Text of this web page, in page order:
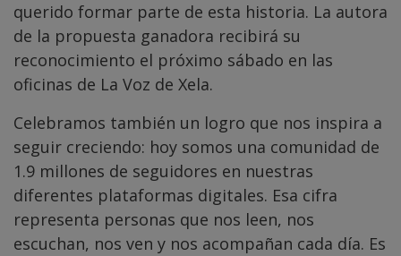
querido formar parte de esta historia. La autora
de la propuesta ganadora recibirá su
reconocimiento el próximo sábado en las
oficinas de La Voz de Xela.
Celebramos también un logro que nos inspira a
seguir creciendo: hoy somos una comunidad de
1.9 millones de seguidores en nuestras
diferentes plataformas digitales. Esa cifra
representa personas que nos leen, nos
escuchan, nos ven y nos acompañan cada día. Es